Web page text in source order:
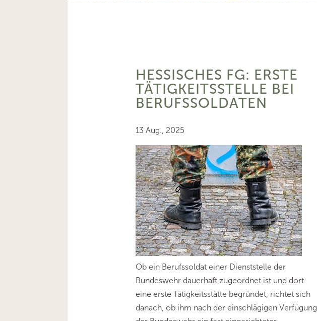
HESSISCHES FG: ERSTE
TÄTIGKEITSSTELLE BEI
BERUFSSOLDATEN
13 Aug., 2025
Ob ein Berufssoldat einer Dienststelle der
Bundeswehr dauerhaft zugeordnet ist und dort
eine erste Tätigkeitsstätte begründet, richtet sich
danach, ob ihm nach der einschlägigen Verfügung